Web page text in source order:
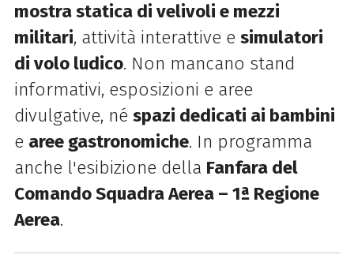
mostra statica di velivoli e mezzi
militari, attività interattive e simulatori
di volo ludico. Non mancano stand
informativi, esposizioni e aree
divulgative, né spazi dedicati ai bambini
e aree gastronomiche. In programma
anche l'esibizione della Fanfara del
Comando Squadra Aerea – 1ª Regione
Aerea.